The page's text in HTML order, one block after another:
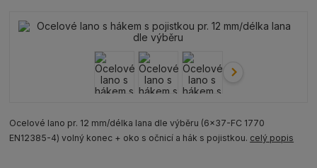
Ocelové lano pr. 12 mm/délka lana dle výběru (6x37-FC 1770
EN12385-4) volný konec + oko s očnicí a hák s pojistkou. celý popis